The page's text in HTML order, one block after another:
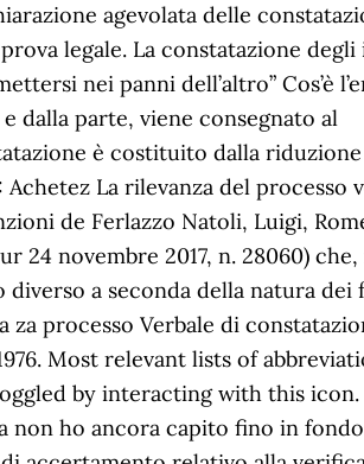
agevolata delle
legale. La constatazione
nei panni dell’altro” Cos’è
dalla parte, viene consegnato al
è costituito dalla
La rilevanza del processo
de Ferlazzo Natoli, Luigi,
24 novembre 2017, n. 28060)
a seconda della natura dei
processo Verbale di
Most relevant lists of
by interacting with this icon.
non ho ancora capito fino in